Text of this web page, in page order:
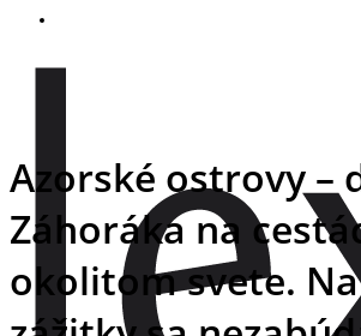
Azorské ostrovy –
Záhoráka na
okolitom svete.